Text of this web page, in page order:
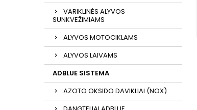
VARIKLINĖS ALYVOS
SUNKVEŽIMIAMS
ALYVOS MOTOCIKLAMS
ALYVOS LAIVAMS
ADBLUE SISTEMA
AZOTO OKSIDO DAVIKLIAI (NOX)